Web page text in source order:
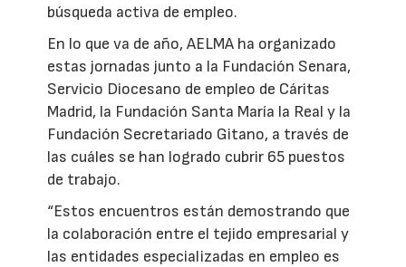
búsqueda activa de empleo.
En lo que va de año, AELMA ha organizado
estas jornadas junto a la Fundación Senara,
Servicio Diocesano de empleo de Cáritas
Madrid, la Fundación Santa María la Real y la
Fundación Secretariado Gitano, a través de
las cuáles se han logrado cubrir 65 puestos
de trabajo.
“Estos encuentros están demostrando que
la colaboración entre el tejido empresarial y
las entidades especializadas en empleo es